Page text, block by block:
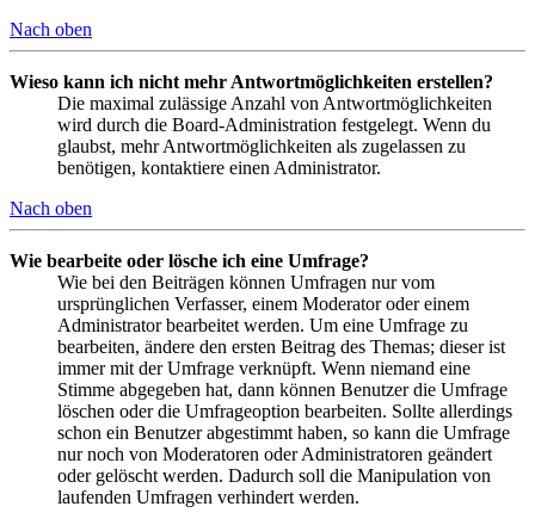
Nach oben
Wieso kann ich nicht mehr Antwortmöglichkeiten erstellen?
Die maximal zulässige Anzahl von Antwortmöglichkeiten
wird durch die Board-Administration festgelegt. Wenn du
glaubst, mehr Antwortmöglichkeiten als zugelassen zu
benötigen, kontaktiere einen Administrator.
Nach oben
Wie bearbeite oder lösche ich eine Umfrage?
Wie bei den Beiträgen können Umfragen nur vom
ursprünglichen Verfasser, einem Moderator oder einem
Administrator bearbeitet werden. Um eine Umfrage zu
bearbeiten, ändere den ersten Beitrag des Themas; dieser ist
immer mit der Umfrage verknüpft. Wenn niemand eine
Stimme abgegeben hat, dann können Benutzer die Umfrage
löschen oder die Umfrageoption bearbeiten. Sollte allerdings
schon ein Benutzer abgestimmt haben, so kann die Umfrage
nur noch von Moderatoren oder Administratoren geändert
oder gelöscht werden. Dadurch soll die Manipulation von
laufenden Umfragen verhindert werden.